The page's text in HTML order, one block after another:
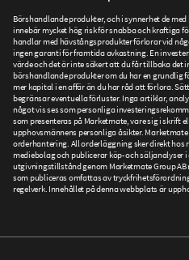
Börshandlande produkter, och i synnerhet de
innebär mycket hög risk för snabba och kraftiga
handlar med hävstångsprodukter förlorar vid
ingen garanti för framtida avkastning. En
värde och det är inte säkert att du får tillbaka det
börshandlande produkter om du har en grundlig
mer kapital i en affär än du har råd att förlora.
begränsar eventuella förluster. Inga artiklar,
något vis ses som personliga
som presenteras på Marketmate, vare sig i skrift
upphovsmännens personliga åsikter.
orderhantering. All orderläggning sker direkt hos
mediebolag och publicerar köp- och
utgivningstillstånd genom Marketmate Group
som publiceras omfattas av
regelverk. Innehållet på denna webbplats är